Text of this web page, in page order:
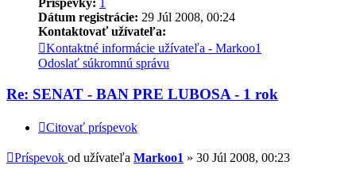
Príspevky: 1
Dátum registrácie: 29 Júl 2008, 00:24
Kontaktovať užívateľa:
Kontaktné informácie užívateľa - Markoo1
Odoslať súkromnú správu
Re: SENAT - BAN PRE LUBOSA - 1 rok
Citovať príspevok
Príspevok od užívateľa Markoo1 » 30 Júl 2008, 00:23